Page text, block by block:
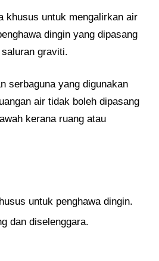
khusus untuk mengalirkan air
dingin yang dipasang
graviti.
serbaguna yang digunakan
air tidak boleh dipasang
kerana ruang atau
untuk penghawa dingin.
dan diselenggara.